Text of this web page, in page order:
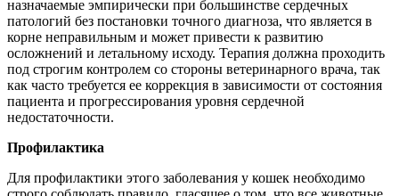
назначаемые эмпирически при большинстве сердечных
патологий без постановки точного диагноза, что является в
корне неправильным и может привести к развитию
осложнений и летальному исходу. Терапия должна проходить
под строгим контролем со стороны ветеринарного врача, так
как часто требуется ее коррекция в зависимости от состояния
пациента и прогрессирования уровня сердечной
недостаточности.
Профилактика
Для профилактики этого заболевания у кошек необходимо